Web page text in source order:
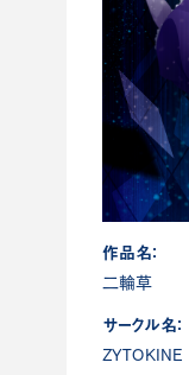
作品名：
二輪草
サークル名：
ZYTOKINE